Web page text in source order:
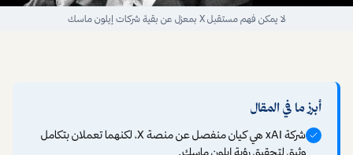
لا يمكن فهم مستقبل X بمعزل عن بقية شركات إيلون ماسك
أبرز ما في المقال
شركة xAI هي كيان منفصل عن منصة X، لكنهما تعملان بتكامل
وثيق لتحقيق رؤية إيلون ماسك.